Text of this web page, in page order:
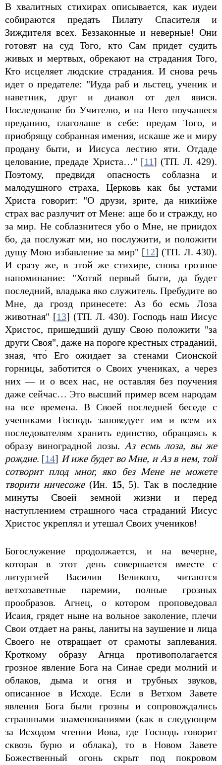
В хвалитных стихирах описывается, как иудеи
собираются предать Пилату Спасителя и
Зиждителя всех. Беззаконные и неверные! Они
готовят на суд Того, кто Сам придет судить
живых и мертвых, обрекают на страдания Того,
Кто исцеляет людские страдания. И снова речь
идет о предателе: "Иуда раб и льстец, ученик и
наветник, друг и диавол от дел явися.
Последоваше бо Учителю, и на Него поучашеся
преданию, глаголаше в себе: предам Того, и
приобрящу собранная имения, искаше же и миру
продану быти, и Иисуса лестию яти. Отдаде
целование, предаде Христа…" [11] (ТП. Л. 429).
Поэтому, предвидя опасность соблазна и
малодушного страха, Церковь как бы устами
Христа говорит: "О друзи, зрите, да никийже
страх вас разлучит от Мене: аще бо и стражду, но
за мир. Не соблазнитеся убо о Мне, не приидох
бо, да послужат ми, но послужити, и положити
душу Мою избавление за мир" [12] (ТП. Л. 430).
И сразу же, в этой же стихире, снова грозное
напоминание: "Хотяй первый быти, да будет
последний, владыка яко служитель. Пребудите во
Мне, да грозд принесете: Аз бо есмь Лоза
животная" [13] (ТП. Л. 430). Господь наш Иисус
Христос, пришедший душу Свою положити "за
други Своя", даже на пороге крестных страданий,
зная, что́ Его ожидает за стенами Сионской
горницы, заботится о Своих учениках, а через
них — и о всех нас, не оставляя без поучения
даже сейчас… Это высший пример всем народам
на все времена. В Своей последней беседе с
учениками Господь заповедует им и всем их
последователям хранить единство, обращаясь к
образу виноградной лозы. Аз есмь лоза, вы же
рождие. [14] И иже будет во Мне, и Аз в нем, той
сотворит плод мног, яко без Мене не можете
творити ничесоже(Ин. 15, 5). Так в последние
минуты Своей земной жизни и перед
наступлением страшного часа страданий Иисус
Христос укреплял и утешал Своих учеников!
Богослужение продолжается, и на вечерне,
которая в этот день совершается вместе с
литургией Василия Великого, читаются
ветхозаветные паремии, полные грозных
прообразов. Агнец, о котором проповедовал
Исаия, грядет ныне на вольное заколение, плечи
Свои отдает на раны, ланиты на заушение и лица
Своего не отвращает от срамоты заплевания.
Кроткому образу Агнца противополагается
грозное явление Бога на Синае среди молний и
облаков, дыма и огня и трубных звуков,
описанное в Исходе. Если в Ветхом Завете
явления Бога были грозны и сопровождались
страшными знаменованиями (как в следующем
за Исходом чтении Иова, где Господь говорит
сквозь бурю и облака), то в Новом Завете
Божественный огонь скрыт под покровом